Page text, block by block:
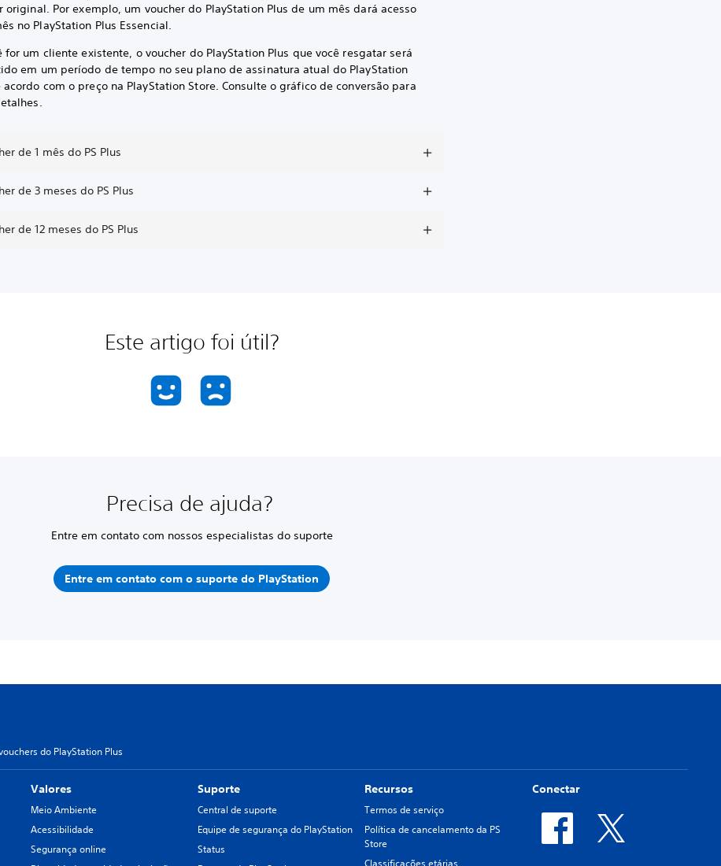
original. Por exemplo, um voucher do PlayStation Plus de um mês dará acesso
no PlayStation Plus Essencial.
for um cliente existente, o voucher do PlayStation Plus que você resgatar será
em um período de tempo no seu plano de assinatura atual do PlayStation
acordo com o preço na PlayStation Store. Consulte o gráfico de conversão para
de 1 mês do PS Plus
de 3 meses do PS Plus
de 12 meses do PS Plus
Este artigo foi útil?
Precisa de ajuda?
Entre em contato com nossos especialistas do suporte
Entre em contato com o suporte do PlayStation
do PlayStation Plus
Valores
Meio Ambiente
Acessibilidade
Segurança online
Suporte
Central de suporte
Equipe de segurança do PlayStation
Status
Recursos
Termos de serviço
Política de cancelamento da PS
Store
Classificações etárias
Conectar